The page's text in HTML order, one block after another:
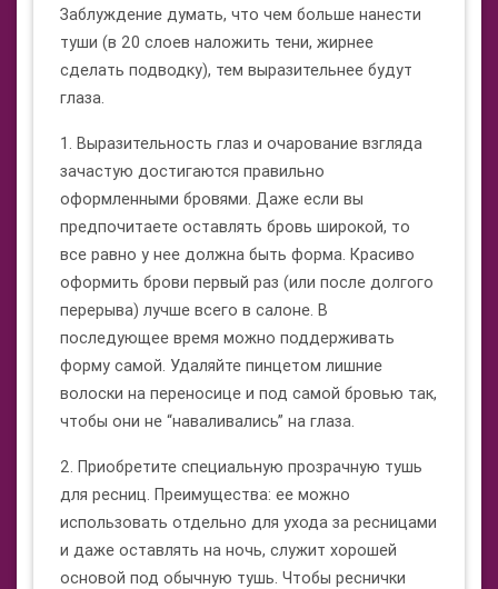
Заблуждение думать, что чем больше нанести
туши (в 20 слоев наложить тени, жирнее
сделать подводку), тем выразительнее будут
глаза.
1. Выразительность глаз и очарование взгляда
зачастую достигаются правильно
оформленными бровями. Даже если вы
предпочитаете оставлять бровь широкой, то
все равно у нее должна быть форма. Красиво
оформить брови первый раз (или после долгого
перерыва) лучше всего в салоне. В
последующее время можно поддерживать
форму самой. Удаляйте пинцетом лишние
волоски на переносице и под самой бровью так,
чтобы они не “наваливались” на глаза.
2. Приобретите специальную прозрачную тушь
для ресниц. Преимущества: ее можно
использовать отдельно для ухода за ресницами
и даже оставлять на ночь, служит хорошей
основой под обычную тушь. Чтобы реснички